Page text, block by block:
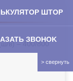
в) – 400/800
ШТОР
ЗBOHOK